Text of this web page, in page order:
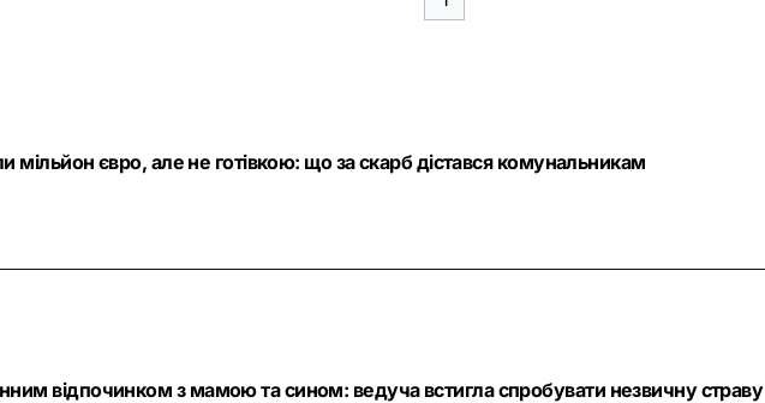
мільйон євро, але не готівкою: що за скарб дістався комунальникам
відпочинком з мамою та сином: ведуча встигла спробувати незвичну страву